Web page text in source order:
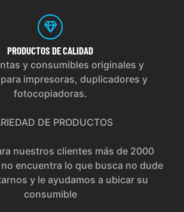
PRODUCTOS DE CALIDAD
y consumibles originales y
impresoras, duplicadores y
fotocopiadoras.
DE PRODUCTOS
nuestros clientes más de 2000
encuentra lo que busca no dude
y le ayudamos a ubicar su
consumible